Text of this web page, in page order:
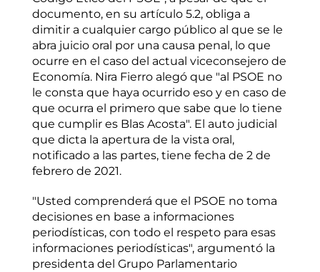
documento, en su artículo 5.2, obliga a
dimitir a cualquier cargo público al que se le
abra juicio oral por una causa penal, lo que
ocurre en el caso del actual viceconsejero de
Economía. Nira Fierro alegó que "al PSOE no
le consta que haya ocurrido eso y en caso de
que ocurra el primero que sabe que lo tiene
que cumplir es Blas Acosta". El auto judicial
que dicta la apertura de la vista oral,
notificado a las partes, tiene fecha de 2 de
febrero de 2021.
"Usted comprenderá que el PSOE no toma
decisiones en base a informaciones
periodísticas, con todo el respeto para esas
informaciones periodísticas", argumentó la
presidenta del Grupo Parlamentario